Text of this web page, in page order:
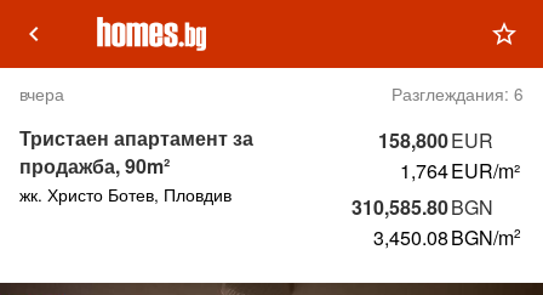
keyboard_arrow_left star_outline
вчера Разглеждания: 6
158,800EUR
1,764EUR/m²
310,585.80BGN
3,450.08BGN/m2
Тристаен апартамент за
продажба, 90m²
жк. Христо Ботев, Пловдив